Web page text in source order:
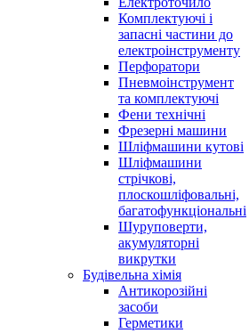
Комплектуючі і
запасні частини до
електроінструменту
Перфоратори
Пневмоінструмент
та комплектуючі
Фени технічні
Фрезерні машини
Шліфмашини кутові
Шліфмашини
стрічкові,
плоскошліфовальні,
багатофункціональні
Шуруповерти,
акумуляторні
викрутки
Будівельна хімія
Антикорозійні
засоби
Герметики